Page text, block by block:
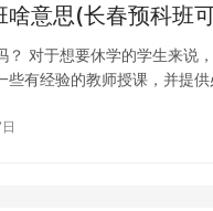
啥意思(长春预科班
？ 对于想要休学的学生来说
些有经验的教师授课，并提